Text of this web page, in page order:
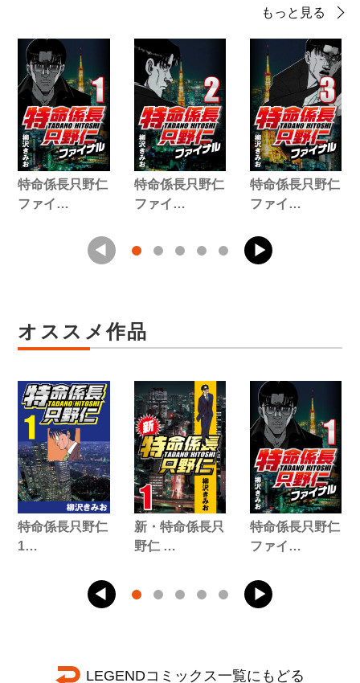
もっと見る
特命係長只野仁
ファイ…
特命係長只野仁
ファイ…
特命係長只野仁
ファイ…
オススメ作品
特命係長只野仁
1…
新・特命係長只
野仁 …
特命係長只野仁
ファイ…
LEGENDコミックス一覧にもどる